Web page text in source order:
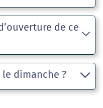
de ce
dimanche ?